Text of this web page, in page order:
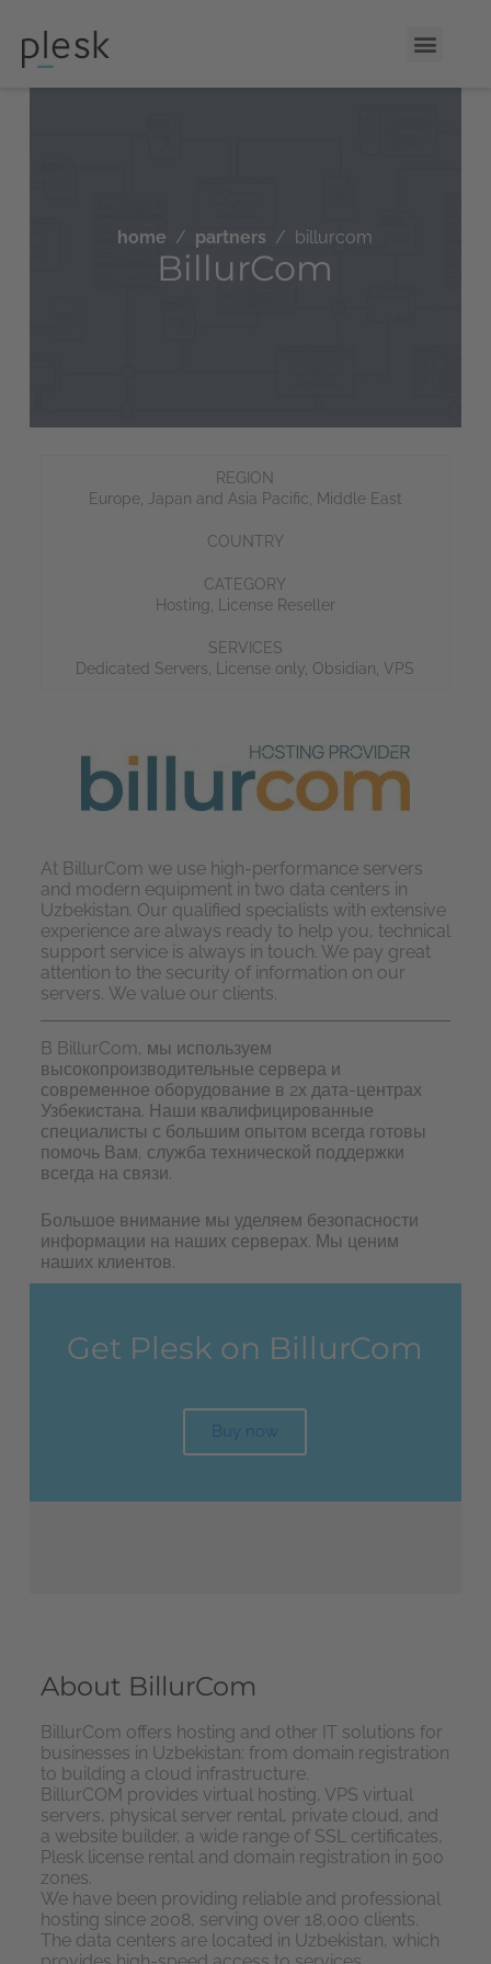
home partners billurcom
BillurCom
REGION
Europe, Japan and Asia Pacific Middle East
COUNTRY
CATEGORY
Hosting License Reseller
SERVICES
Dedicated Servers License only Obsidian ,VPS
At BillurCom we use high-performance servers
and modern equipment in two data centers in
Uzbekistan. Our qualified specialists with extensive
experience are always ready to help you, technical
support service is always in touch. We pay great
attention to the security of information on our
servers. We value our clients.
B BillurCom, мы используем
высокопроизводительные сервера и
современное оборудование в 2х дата-центрах
Узбекистана. Наши квалифицированные
специалисты с большим опытом всегда готовы
помочь Вам, служба технической поддержки
всегда на связи.
Большое внимание мы уделяем безопасности
информации на наших серверах. Мы ценим
наших клиентов.
Get Plesk on BillurCom
Buy now
About BillurCom
BillurCom offers hosting and other IT solutions for
businesses in Uzbekistan: from domain registration
to building a cloud infrastructure.
BillurCOM provides virtual hosting, VPS virtual
servers, physical server rental, private cloud, and
a website builder, a wide range of SSL certificates,
Plesk license rental and domain registration in 500
zones.
We have been providing reliable and professional
hosting since 2008, serving over 18,000 clients.
The data centers are located in Uzbekistan, which